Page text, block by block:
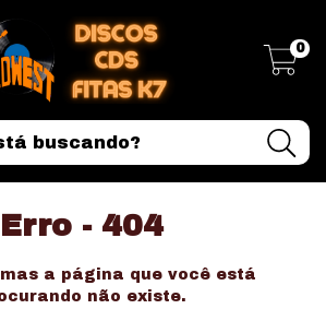
0
Erro - 404
mas a página que você está
não existe.